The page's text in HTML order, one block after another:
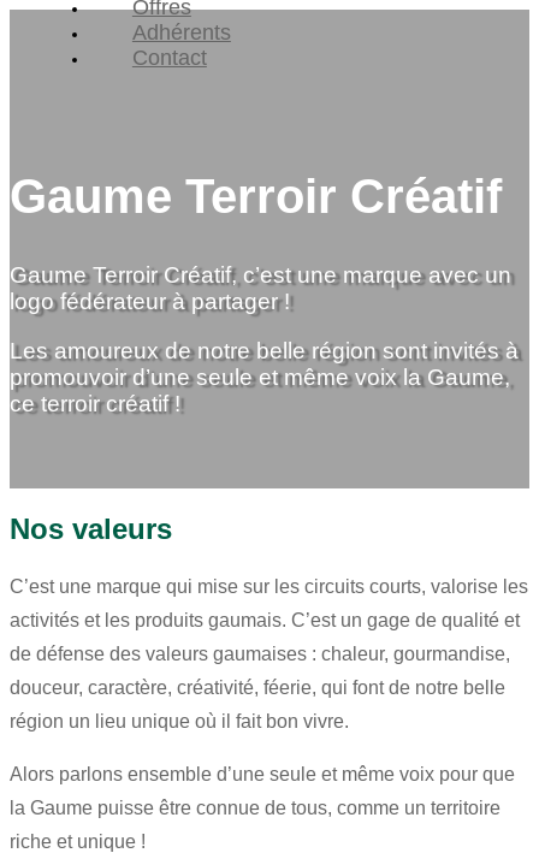
Offres
Adhérents
Contact
Gaume Terroir Créatif
Gaume Terroir Créatif, c’est une marque avec un
logo fédérateur à partager !
Les amoureux de notre belle région sont invités à
promouvoir d’une seule et même voix la Gaume,
ce terroir créatif !
Nos valeurs
C’est une marque qui mise sur les circuits courts, valorise les
activités et les produits gaumais. C’est un gage de qualité et
de défense des valeurs gaumaises : chaleur, gourmandise,
douceur, caractère, créativité, féerie, qui font de notre belle
région un lieu unique où il fait bon vivre.
Alors parlons ensemble d’une seule et même voix pour que
la Gaume puisse être connue de tous, comme un territoire
riche et unique !